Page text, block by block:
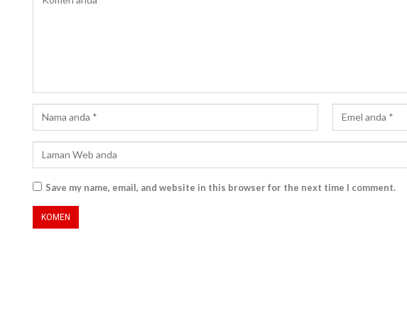
Save my name, email, and website in this browser for the next time I comment.